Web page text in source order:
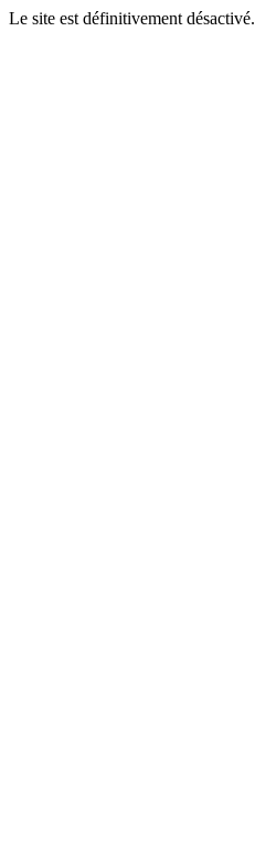
Le site est définitivement désactivé.